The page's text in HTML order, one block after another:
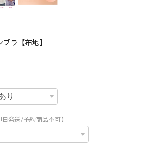
ラ【布地】
発送/予約商品不可】